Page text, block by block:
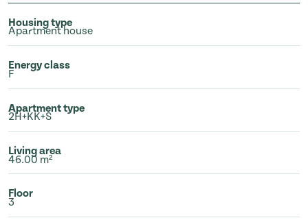
Housing type
Apartment house
Energy class
F
Apartment type
2H+KK+S
Living area
46.00 m²
Floor
3